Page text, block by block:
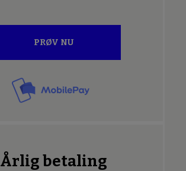
PRØV NU
Årlig betaling